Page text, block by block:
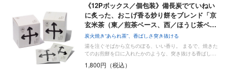
《12Pボックス／個包装》備長炭でていねい
に炙った、おこげ香る炒り餅をブレンド「京
玄米茶（東／煎茶ベース、西／ほうじ茶ベ…
炭火焼き“あられ茶”、香ばしさ突き抜ける
湯を注ぐそばから立ちのぼる、いい香り。 まるで、焼きた
てのお煎餅を口に入れたかのような、突き抜ける香ばし…
1,800円（税込）